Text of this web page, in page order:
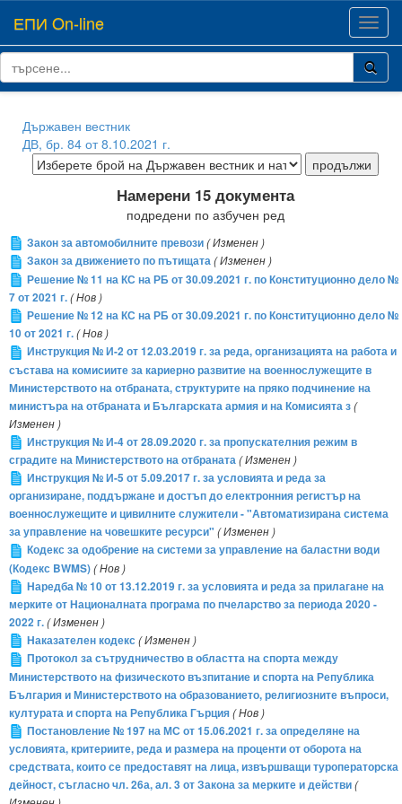
ЕПИ On-line
Държавен вестник
ДВ, бр. 84 от 8.10.2021 г.
Намерени 15 документа
подредени по азбучен ред
Закон за автомобилните превози( Изменен )
Закон за движението по пътищата( Изменен )
Решение № 11 на КС на РБ от 30.09.2021 г. по Конституционно дело №
7 от 2021 г.( Нов )
Решение № 12 на КС на РБ от 30.09.2021 г. по Конституционно дело №
10 от 2021 г.( Нов )
Инструкция № И-2 от 12.03.2019 г. за реда, организацията на работа и
състава на комисиите за кариерно развитие на военнослужещите в
Министерството на отбраната, структурите на пряко подчинение на
министъра на отбраната и Българската армия и на Комисията з(
Изменен )
Инструкция № И-4 от 28.09.2020 г. за пропускателния режим в
сградите на Министерството на отбраната( Изменен )
Инструкция № И-5 от 5.09.2017 г. за условията и реда за
организиране, поддържане и достъп до електронния регистър на
военнослужещите и цивилните служители - "Автоматизирана система
за управление на човешките ресурси" ( Изменен )
Кодекс за одобрение на системи за управление на баластни води
(Кодекс BWMS)( Нов )
Наредба № 10 от 13.12.2019 г. за условията и реда за прилагане на
мерките от Националната програма по пчеларство за периода 2020 -
2022 г.( Изменен )
Наказателен кодекс( Изменен )
Протокол за сътрудничество в областта на спорта между
Министерството на физическото възпитание и спорта на Република
България и Министерството на образованието, религиозните въпроси,
културата и спорта на Република Гърция( Нов )
Постановление № 197 на МС от 15.06.2021 г. за определяне на
условията, критериите, реда и размера на проценти от оборота на
средствата, които се предоставят на лица, извършващи туроператорска
дейност, съгласно чл. 26а, ал. 3 от Закона за мерките и действи(